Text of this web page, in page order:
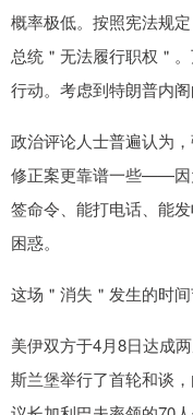
概率极低。按照宪法规
总统＂无法履行职权＂
行动。考虑到特朗普内
政治评论人士普遍认为
修正案更靠谱一些——因
签命令、能打电话、能
困惑。
这场＂消失＂发生的时间
美伊双方于4月8日达成
斯兰堡举行了首轮和谈